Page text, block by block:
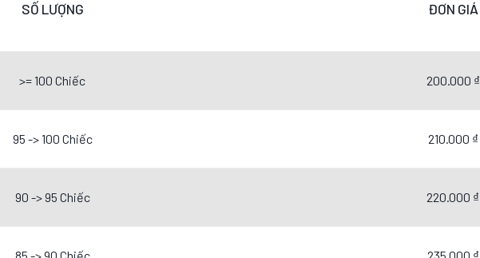
SỐ LƯỢNG ĐƠN GIÁ
>= 100 Chiếc 200.000 ₫
95 -> 100 Chiếc 210.000 ₫
90 -> 95 Chiếc 220.000 ₫